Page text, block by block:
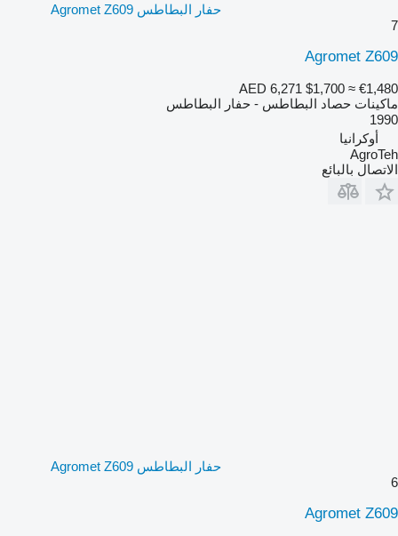
حفار البطاطس Agromet Z609
7
Agromet Z609
AED 6,271 $1,700 ≈ €1,480
ماكينات حصاد البطاطس - حفار البطاطس
1990
أوكرانيا
AgroTeh
الاتصال بالبائع
حفار البطاطس Agromet Z609
6
Agromet Z609